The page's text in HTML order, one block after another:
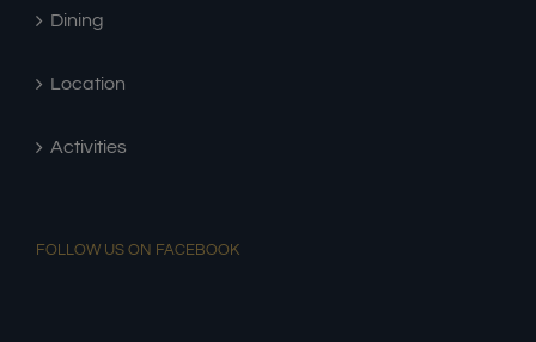
Dining
Location
Activities
FOLLOW US ON FACEBOOK